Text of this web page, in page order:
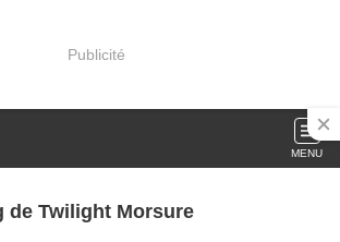
Publicité
MENU
de Twilight Morsure